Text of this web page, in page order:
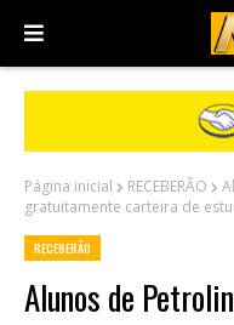
Página inicial RECEBERÃO
gratuitamente carteira de
RECEBERÃO
Alunos de